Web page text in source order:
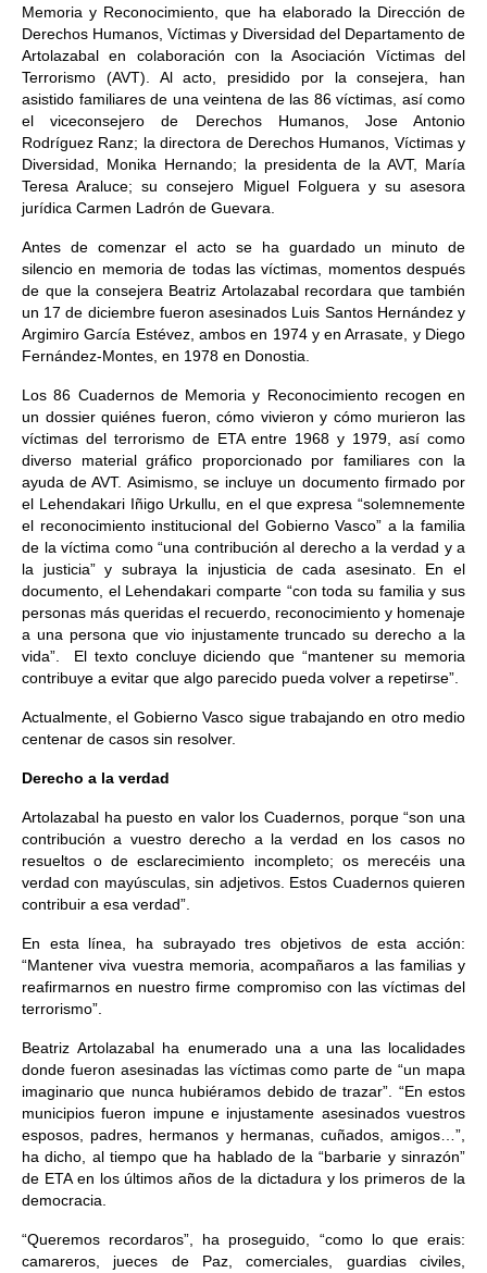
Memoria y Reconocimiento, que ha elaborado la Dirección de
Derechos Humanos, Víctimas y Diversidad del Departamento de
Artolazabal en colaboración con la Asociación Víctimas del
Terrorismo (AVT). Al acto, presidido por la consejera, han
asistido familiares de una veintena de las 86 víctimas, así como
el viceconsejero de Derechos Humanos, Jose Antonio
Rodríguez Ranz; la directora de Derechos Humanos, Víctimas y
Diversidad, Monika Hernando; la presidenta de la AVT, María
Teresa Araluce; su consejero Miguel Folguera y su asesora
jurídica Carmen Ladrón de Guevara.
Antes de comenzar el acto se ha guardado un minuto de
silencio en memoria de todas las víctimas, momentos después
de que la consejera Beatriz Artolazabal recordara que también
un 17 de diciembre fueron asesinados Luis Santos Hernández y
Argimiro García Estévez, ambos en 1974 y en Arrasate, y Diego
Fernández-Montes, en 1978 en Donostia.
Los 86 Cuadernos de Memoria y Reconocimiento recogen en
un dossier quiénes fueron, cómo vivieron y cómo murieron las
víctimas del terrorismo de ETA entre 1968 y 1979, así como
diverso material gráfico proporcionado por familiares con la
ayuda de AVT. Asimismo, se incluye un documento firmado por
el Lehendakari Iñigo Urkullu, en el que expresa “solemnemente
el reconocimiento institucional del Gobierno Vasco” a la familia
de la víctima como “una contribución al derecho a la verdad y a
la justicia” y subraya la injusticia de cada asesinato. En el
documento, el Lehendakari comparte “con toda su familia y sus
personas más queridas el recuerdo, reconocimiento y homenaje
a una persona que vio injustamente truncado su derecho a la
vida”. El texto concluye diciendo que “mantener su memoria
contribuye a evitar que algo parecido pueda volver a repetirse”.
Actualmente, el Gobierno Vasco sigue trabajando en otro medio
centenar de casos sin resolver.
Derecho a la verdad
Artolazabal ha puesto en valor los Cuadernos, porque “son una
contribución a vuestro derecho a la verdad en los casos no
resueltos o de esclarecimiento incompleto; os merecéis una
verdad con mayúsculas, sin adjetivos. Estos Cuadernos quieren
contribuir a esa verdad”.
En esta línea, ha subrayado tres objetivos de esta acción:
“Mantener viva vuestra memoria, acompañaros a las familias y
reafirmarnos en nuestro firme compromiso con las víctimas del
terrorismo”.
Beatriz Artolazabal ha enumerado una a una las localidades
donde fueron asesinadas las víctimas como parte de “un mapa
imaginario que nunca hubiéramos debido de trazar”. “En estos
municipios fueron impune e injustamente asesinados vuestros
esposos, padres, hermanos y hermanas, cuñados, amigos…”,
ha dicho, al tiempo que ha hablado de la “barbarie y sinrazón”
de ETA en los últimos años de la dictadura y los primeros de la
democracia.
“Queremos recordaros”, ha proseguido, “como lo que erais:
camareros, jueces de Paz, comerciales, guardias civiles,